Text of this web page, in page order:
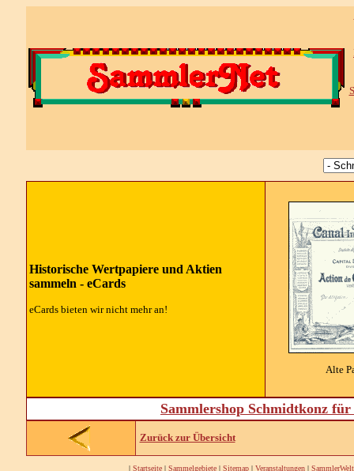
Historische Wertpapiere und Aktien
sammeln - eCards
eCards bieten wir nicht mehr an!
Alte
Sammlershop Schmidtkonz
Zurück zur Übersicht
| Startseite| Sammelgebiete| Sitemap| Veranstaltungen| SammlerWelt